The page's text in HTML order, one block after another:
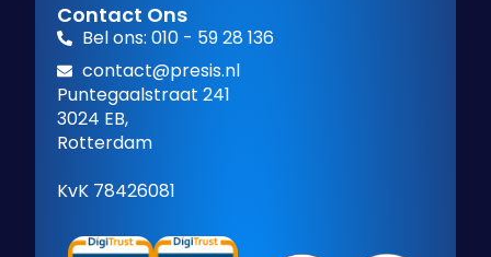
Contact Ons
Bel ons: 010 - 59 28 136
contact@presis.nl
Puntegaalstraat 241
3024 EB,
Rotterdam
KvK 78426081